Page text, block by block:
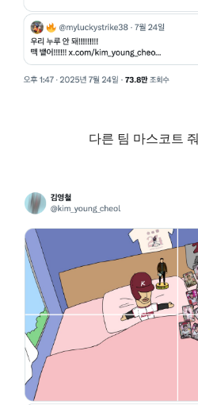
다른 팀 마스코트